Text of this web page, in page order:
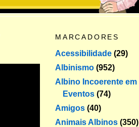
MARCADORES
Acessibilidade (29)
Albinismo (952)
Albino Incoerente em
Eventos (74)
Amigos (40)
Animais Albinos (350)